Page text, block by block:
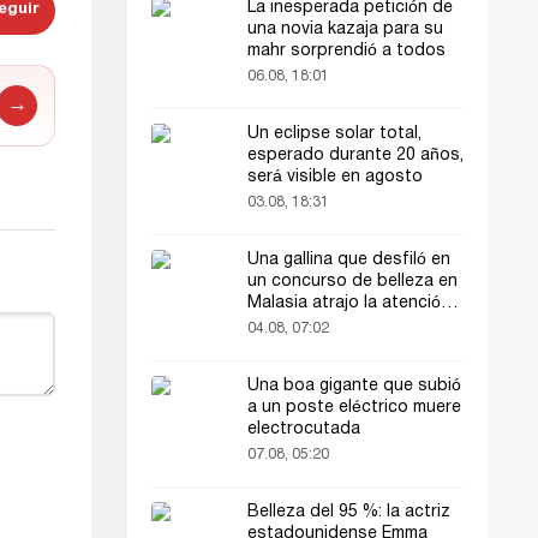
→
La inesperada petición de
una novia kazaja para su
mahr sorprendió a todos
06.08, 18:01
Un eclipse solar total,
esperado durante 20 años,
será visible en agosto
03.08, 18:31
Una gallina que desfiló en
un concurso de belleza en
Malasia atrajo la atención
del público
04.08, 07:02
Una boa gigante que subió
a un poste eléctrico muere
electrocutada
07.08, 05:20
Belleza del 95 %: la actriz
estadounidense Emma